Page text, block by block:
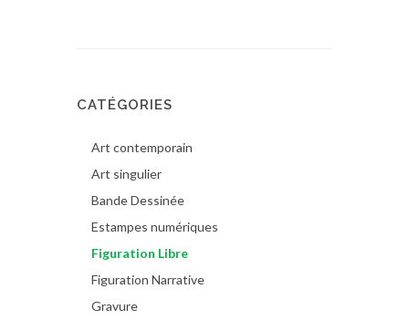
CATÉGORIES
Art contemporain
Art singulier
Bande Dessinée
Estampes numériques
Figuration Libre
Figuration Narrative
Gravure